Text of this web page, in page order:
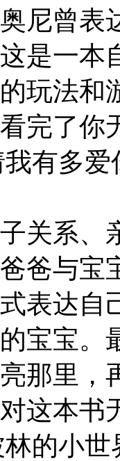
曾表
是一本
玩法
完了你
多爱
系、
与宝
表达自
宝宝。
那里，
这本书
小世